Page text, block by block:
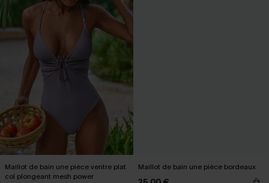
Maillot de bain une pièce ventre plat
col plongeant mesh power
Maillot de bain une pièce bordeaux